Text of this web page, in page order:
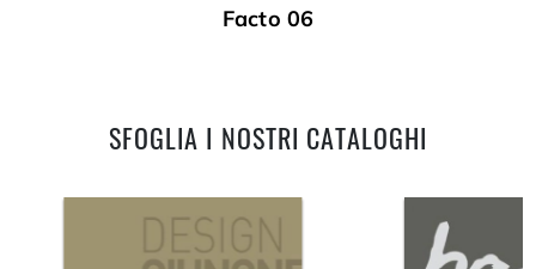
Facto 06
SFOGLIA I NOSTRI CATALOGHI